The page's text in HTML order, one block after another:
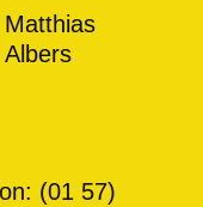
Matthias
Albers
(01 57)